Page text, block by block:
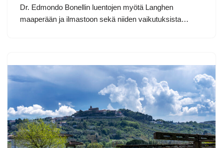
Dr. Edmondo Bonellin luentojen myötä Langhen
maaperään ja ilmastoon sekä niiden vaikutuksista…